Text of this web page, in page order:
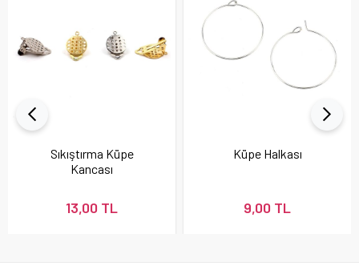
Sıkıştırma Küpe
Kancası
13,00 TL
Küpe Halkası
9,00 TL